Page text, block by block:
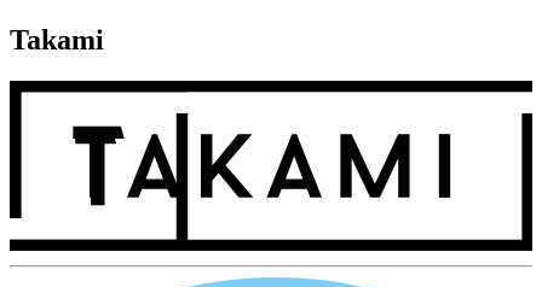
Takami